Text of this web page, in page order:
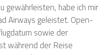
gewährleisten, habe ich mir
Airways geleistet. Open-
sowie der
während der Reise